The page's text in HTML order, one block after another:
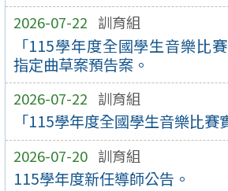
2026-07-22 訓育組
「115學年度全國學生音樂比
指定曲草案預告案。
2026-07-22 訓育組
「115學年度全國學生音樂比賽
2026-07-20 訓育組
115學年度新任導師公告。